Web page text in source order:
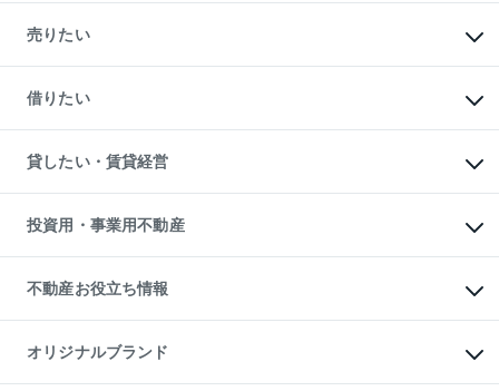
新築・分譲マンションの購入
中古マンションの購入
一戸建ての購入
中古一戸建ての購入
不動産購入の流れ
注目キーワード物件特集
購入ガイド
English 繁体中文簡体中文
売りたい
一戸建ての売却・査定
土地の売却・査定
スピードAI査定
不動産査定について
不動産売却の流れ
不動産買換えの流れ
売却ガイド
借りたい
オフィス・店舗の賃貸
借りるときの流れ
借りるガイド
貸したい・賃貸経営
マンション賃料データ
賃貸管理プラン
リロケーションについて
貸すガイド
投資用・事業用不動産
事業用不動産
マンション投資
投資用マンション
アパート経営
不動産お役立ち情報
マンションライブラリー
人気マンションランキング
暮らしに役立つ不動産メディア
オリジナルブランド